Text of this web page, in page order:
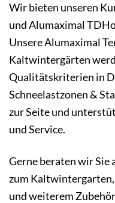
Wir bieten unseren
und Alumaximal
Unsere Alumaximal
Kaltwintergärten
Qualitätskriterien in
Schneelastzonen &
zur Seite und
und Service.
Gerne beraten wir Sie
zum
und weiterem